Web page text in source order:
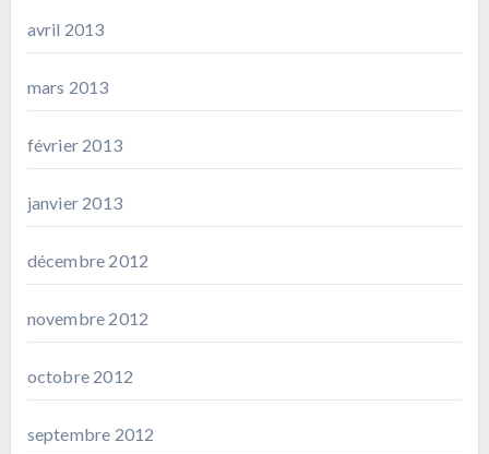
avril 2013
mars 2013
février 2013
janvier 2013
décembre 2012
novembre 2012
octobre 2012
septembre 2012